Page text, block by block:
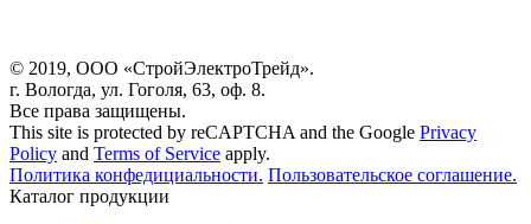
© 2019, ООО «СтройЭлектроТрейд».
г. Вологда, ул. Гоголя, 63, оф. 8.
Все права защищены.
This site is protected by reCAPTCHA and the Google Privacy
Policy and Terms of Service apply.
Политика конфедициальности. Пользовательское соглашение.
Каталог продукции